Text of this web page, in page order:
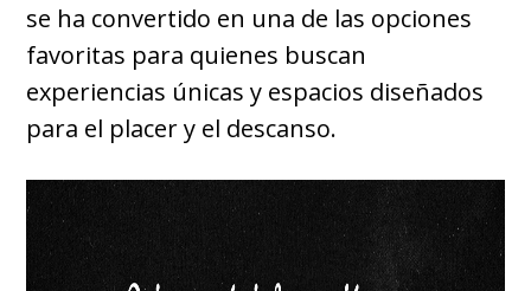
se ha convertido en una de las opciones
favoritas para quienes buscan
experiencias únicas y espacios diseñados
para el placer y el descanso.